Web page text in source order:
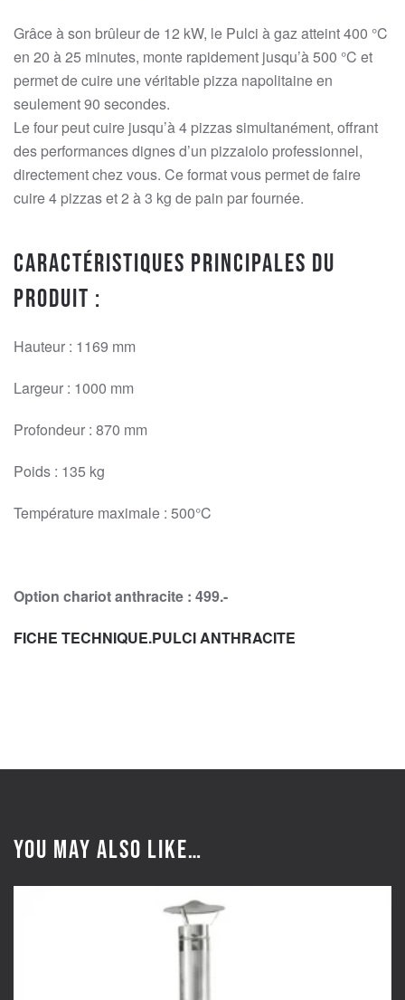
Grâce à son brûleur de 12 kW, le Pulci à gaz atteint 400 °C
en 20 à 25 minutes, monte rapidement jusqu’à 500 °C et
permet de cuire une véritable pizza napolitaine en
seulement 90 secondes.
Le four peut cuire jusqu’à 4 pizzas simultanément, offrant
des performances dignes d’un pizzaiolo professionnel,
directement chez vous. Ce format vous permet de faire
cuire 4 pizzas et 2 à 3 kg de pain par fournée.
Caractéristiques principales du
produit :
Hauteur : 1169 mm
Largeur : 1000 mm
Profondeur : 870 mm
Poids : 135 kg
Température maximale : 500°C
Option chariot anthracite : 499.-
FICHE TECHNIQUE.PULCI ANTHRACITE
You may also like…